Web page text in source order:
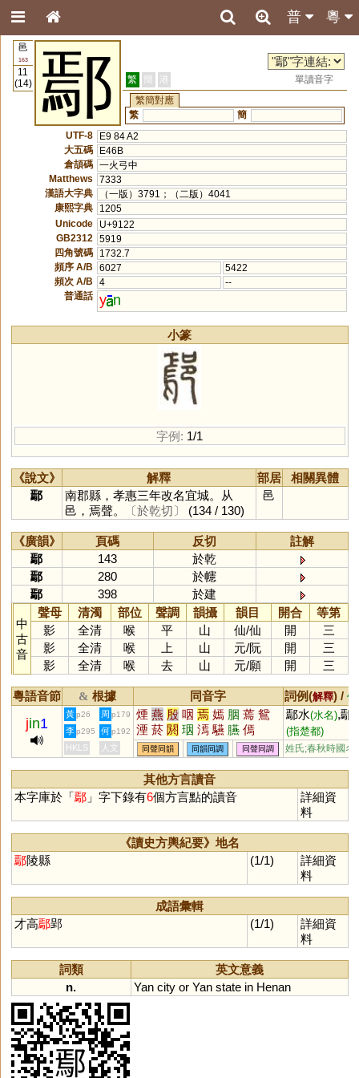
粵
普
邑
163
11
(14)
鄢 繁 簡 港
單讀音字
繁簡對應
繁
簡
UTF-8
E9 84 A2
大五碼
E46B
倉頡碼 一火弓中
Matthews
7333
漢語大字典
（一版）3791；（二版）4041
康熙字典
1205
Unicode
U+9122
GB2312
5919
四角號碼
1732.7
頻序 A/B
6027
5422
頻次 A/B
4
--
普通話 y n
小篆
字例: 1/1
《說文》 解釋 部居
相關異體
鄢
南郡縣，孝惠三年改名宜城。从
邑，焉聲。
〔於乾切〕 (134 / 130)
邑
《廣韻》 頁碼 反切
註解
鄢
143
於乾
鄢
280
於幰
鄢
398 於建
中
古
音
聲母 清濁 部位 聲調 韻攝 韻目 開合
等第
影
全清 喉 平 山 仙/仙 開
三
影
全清 喉 上 山 元/阮 開
三
影
全清 喉 去 山 元/願 開 三
粵語音節 & 根據 同音字 詞例(解釋) /
jin1
黃 p26 周 p179 煙 燕 殷 咽 焉 嫣 胭 蔫 鴛
湮 菸 閼 珚 漹 驠 臙 傿
鄢水(水名),鄢
(指楚都)
李 p295 何 p192
HKLS 人文 同聲同韻 同韻同調 同聲同調 姓氏;春秋時國名
其他方言讀音
本字庫於「鄢」字下錄有6個方言點的讀音
詳細資
料
《讀史方輿紀要》地名
鄢陵縣 (1/1)
詳細資
料
成語彙輯
才高鄢郢 (1/1)
詳細資
料
詞類
英文意義
n.
Yan city or Yan state in Henan